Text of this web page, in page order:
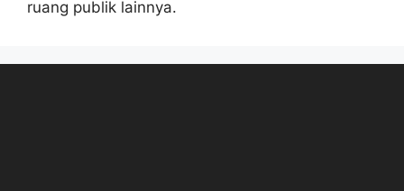
ruang publik lainnya.